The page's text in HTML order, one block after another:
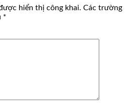
hiển thị công khai. Các trường
*